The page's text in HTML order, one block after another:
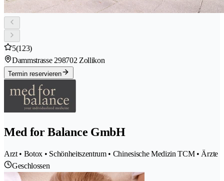
5(123)
Dammstrasse 298702 Zollikon
Termin reservieren
Med for Balance GmbH
Arzt • Botox • Schönheitszentrum • Chinesische Medizin TCM • Ärzte
Geschlossen